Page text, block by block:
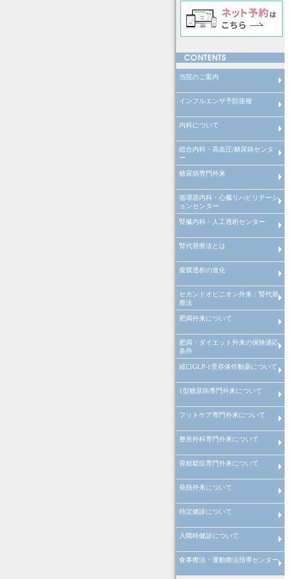
当院のご案内
インフルエンザ予防接種
内科について
総合内科・高血圧/糖尿病センタ
ー
糖尿病専門外来
循環器内科・心臓リハビリテーシ
ョンセンター
腎臓内科・人工透析センター
腎代替療法とは
腹膜透析の進化
セカンドオピニオン外来：腎代替
療法
肥満外来について
肥満・ダイエット外来の保険適応
条件
経口GLP-1受容体作動薬について
1型糖尿病専門外来について
フットケア専門外来について
整形外科専門外来について
骨粗鬆症専門外来について
発熱外来について
特定健診について
入職時健診について
食事療法・運動療法指導センター